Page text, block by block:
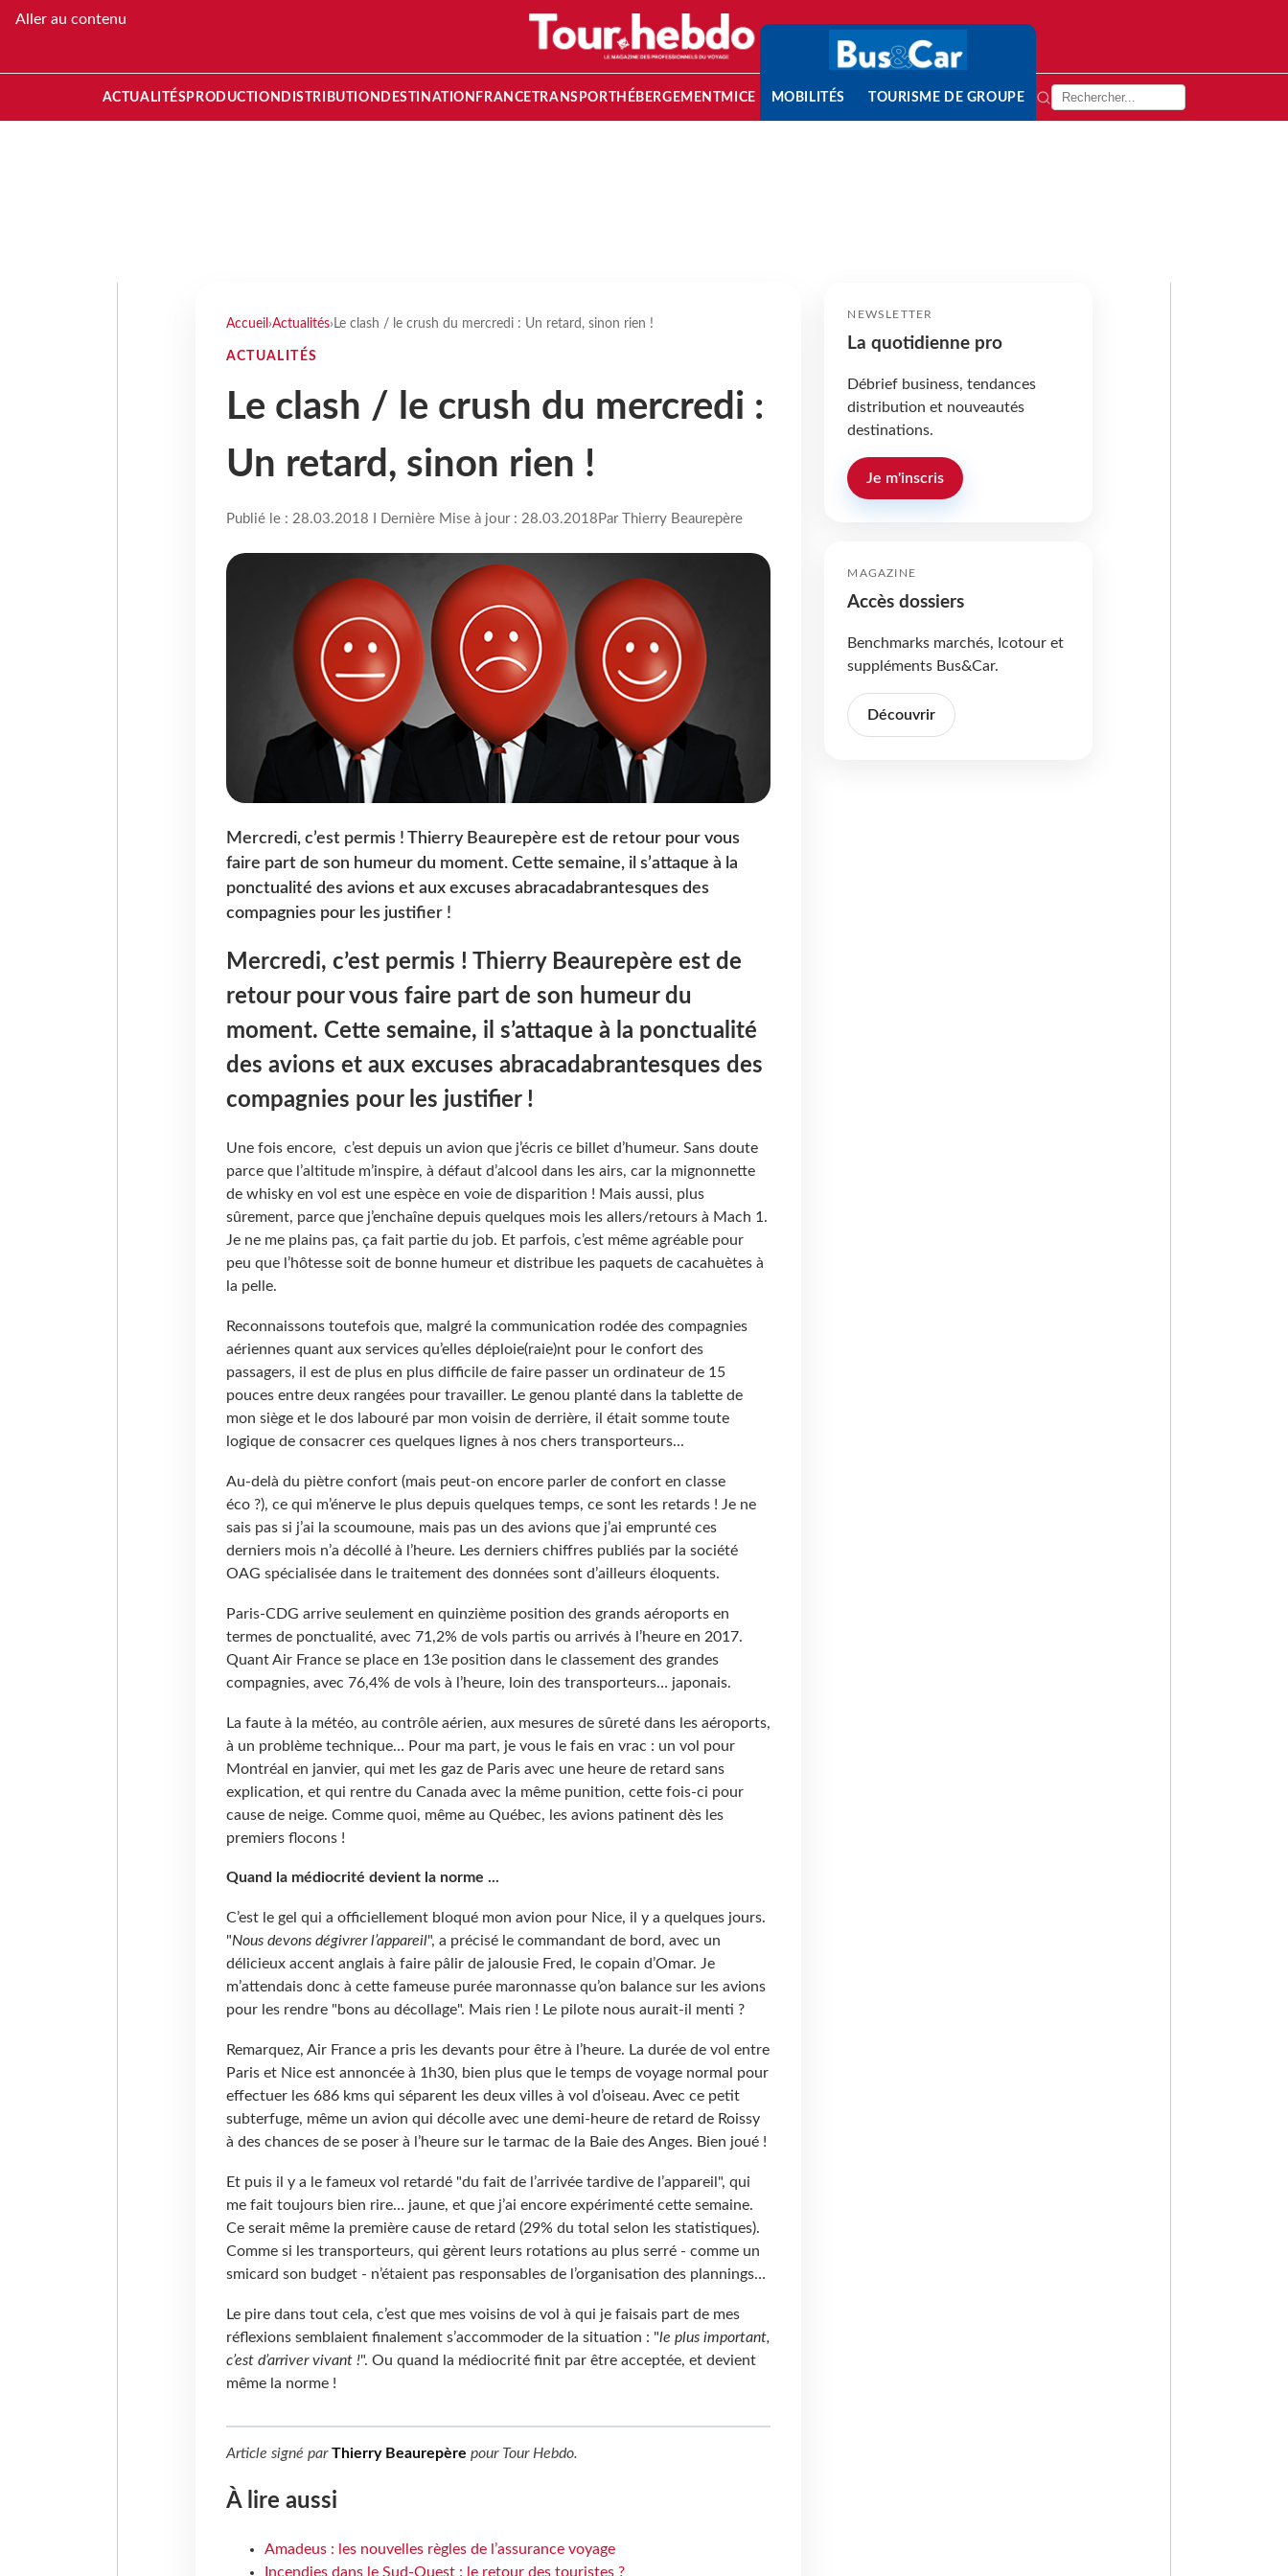
Aller au contenu
ACTUALITÉS PRODUCTION DISTRIBUTION DESTINATION FRANCETRANSPORT HÉBERGEMENTMICE MOBILITÉS TOURISME DE GROUPE
Accueil ›Actualités› Le clash / le crush du mercredi : Un retard, sinon rien !
ACTUALITÉS
Le clash / le crush du mercredi :
Un retard, sinon rien !
Publié le : 28.03.2018 I Dernière Mise à jour : 28.03.2018 Par Thierry Beaurepère
Mercredi, c’est permis ! Thierry Beaurepère est de retour pour vous
faire part de son humeur du moment. Cette semaine, il s’attaque à la
ponctualité des avions et aux excuses abracadabrantesques des
compagnies pour les justifier !
Mercredi, c’est permis ! Thierry Beaurepère est de
retour pour vous faire part de son humeur du
moment. Cette semaine, il s’attaque à la ponctualité
des avions et aux excuses abracadabrantesques des
compagnies pour les justifier !
Une fois encore, c’est depuis un avion que j’écris ce billet d’humeur. Sans doute
parce que l’altitude m’inspire, à défaut d’alcool dans les airs, car la mignonnette
de whisky en vol est une espèce en voie de disparition ! Mais aussi, plus
sûrement, parce que j’enchaîne depuis quelques mois les allers/retours à Mach 1.
Je ne me plains pas, ça fait partie du job. Et parfois, c’est même agréable pour
peu que l’hôtesse soit de bonne humeur et distribue les paquets de cacahuètes à
la pelle.
Reconnaissons toutefois que, malgré la communication rodée des compagnies
aériennes quant aux services qu’elles déploie(raie)nt pour le confort des
passagers, il est de plus en plus difficile de faire passer un ordinateur de 15
pouces entre deux rangées pour travailler. Le genou planté dans la tablette de
mon siège et le dos labouré par mon voisin de derrière, il était somme toute
logique de consacrer ces quelques lignes à nos chers transporteurs...
Au-delà du piètre confort (mais peut-on encore parler de confort en classe
éco ?), ce qui m’énerve le plus depuis quelques temps, ce sont les retards ! Je ne
sais pas si j’ai la scoumoune, mais pas un des avions que j’ai emprunté ces
derniers mois n’a décollé à l’heure. Les derniers chiffres publiés par la société
OAG spécialisée dans le traitement des données sont d’ailleurs éloquents.
Paris-CDG arrive seulement en quinzième position des grands aéroports en
termes de ponctualité, avec 71,2% de vols partis ou arrivés à l’heure en 2017.
Quant Air France se place en 13e position dans le classement des grandes
compagnies, avec 76,4% de vols à l’heure, loin des transporteurs… japonais.
La faute à la météo, au contrôle aérien, aux mesures de sûreté dans les aéroports,
à un problème technique… Pour ma part, je vous le fais en vrac : un vol pour
Montréal en janvier, qui met les gaz de Paris avec une heure de retard sans
explication, et qui rentre du Canada avec la même punition, cette fois-ci pour
cause de neige. Comme quoi, même au Québec, les avions patinent dès les
premiers flocons !
Quand la médiocrité devient la norme ...
C’est le gel qui a officiellement bloqué mon avion pour Nice, il y a quelques jours.
"Nous devons dégivrer l’appareil", a précisé le commandant de bord, avec un
délicieux accent anglais à faire pâlir de jalousie Fred, le copain d’Omar. Je
m’attendais donc à cette fameuse purée maronnasse qu’on balance sur les avions
pour les rendre "bons au décollage". Mais rien ! Le pilote nous aurait-il menti ?
Remarquez, Air France a pris les devants pour être à l’heure. La durée de vol entre
Paris et Nice est annoncée à 1h30, bien plus que le temps de voyage normal pour
effectuer les 686 kms qui séparent les deux villes à vol d’oiseau. Avec ce petit
subterfuge, même un avion qui décolle avec une demi-heure de retard de Roissy
à des chances de se poser à l’heure sur le tarmac de la Baie des Anges. Bien joué !
Et puis il y a le fameux vol retardé "du fait de l’arrivée tardive de l’appareil", qui
me fait toujours bien rire… jaune, et que j’ai encore expérimenté cette semaine.
Ce serait même la première cause de retard (29% du total selon les statistiques).
Comme si les transporteurs, qui gèrent leurs rotations au plus serré - comme un
smicard son budget - n’étaient pas responsables de l’organisation des plannings…
Le pire dans tout cela, c’est que mes voisins de vol à qui je faisais part de mes
réflexions semblaient finalement s’accommoder de la situation : "le plus important,
c’est d’arriver vivant !". Ou quand la médiocrité finit par être acceptée, et devient
même la norme !
Article signé parThierry Beaurepère pour Tour Hebdo.
À lire aussi
Amadeus : les nouvelles règles de l’assurance voyage
Incendies dans le Sud-Ouest : le retour des touristes ?
NEWSLETTER
La quotidienne pro
Débrief business, tendances
distribution et nouveautés
destinations.
Je m'inscris
MAGAZINE
Accès dossiers
Benchmarks marchés, Icotour et
suppléments Bus&Car.
Découvrir